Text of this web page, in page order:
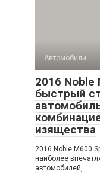
Автомобили
2016 Noble
быстрый
изящества
2016 Noble M600
наиболее
автомобилей,